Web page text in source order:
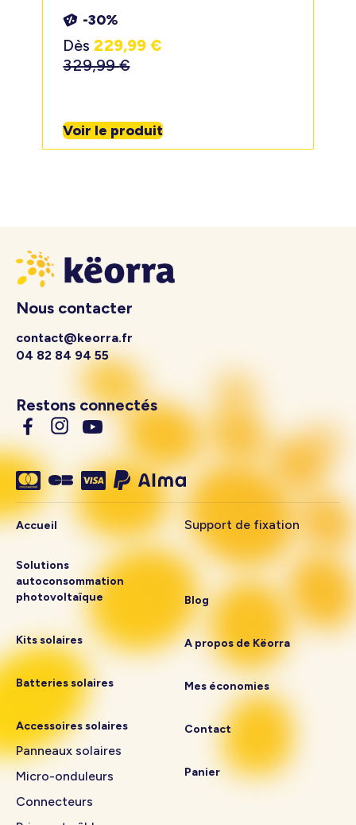
-30%
Dès 229,99€
329,99€
Voir le produit
Nous contacter
contact@keorra.fr
04 82 84 94 55
Restons connectés
Accueil
Solutions
autoconsommation
photovoltaïque
Kits solaires
Batteries solaires
Accessoires solaires
Panneaux solaires
Micro-onduleurs
Connecteurs
Support de fixation
Blog
A propos de Këorra
Mes économies
Contact
Panier